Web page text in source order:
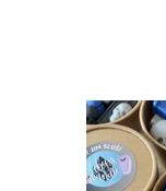
To že skončili
naopak. Smrt
krásně voní.